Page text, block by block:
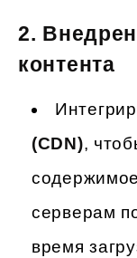
2.
контента
(CDN),
серверам
время